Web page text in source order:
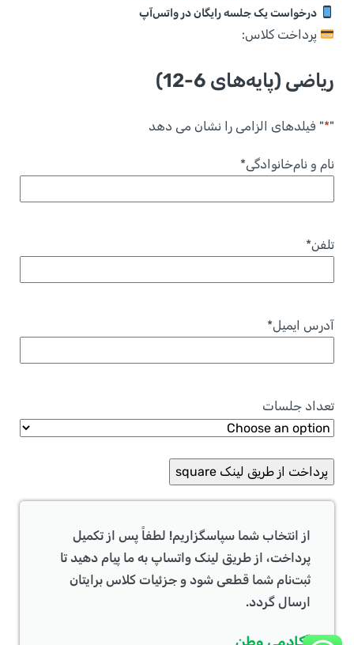
درخواست یک جلسه رایگان در واتس‌آپ
پرداخت کلاس:
ریاضی (پایه‌های 6-12)
"
*" فیلدهای الزامی را نشان می دهد
نام و نام‌خانوادگی*
تلفن*
آدرس ایمیل*
تعداد جلسات
از انتخاب شما سپاسگزاریم! لطفاً پس از تکمیل
پرداخت، از طریق لینک واتساپ به ما پیام دهید تا
ثبت‌نام شما قطعی شود و جزئیات کلاس برایتان
ارسال گردد.